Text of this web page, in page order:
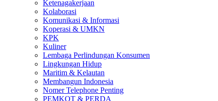
Ketenagakerjaan
Kolaborasi
Komunikasi & Informasi
Koperasi & UMKN
KPK
Kuliner
Lembaga Perlindungan Konsumen
Lingkungan Hidup
Maritim & Kelautan
Membangun Indonesia
Nomer Telephone Penting
PEMKOT & PERDA